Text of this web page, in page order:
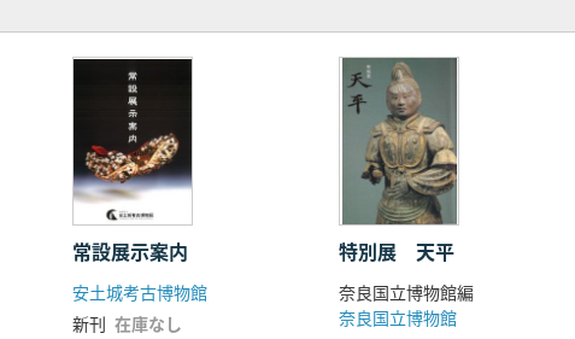
常設展示案内
安土城考古博物館
新刊 在庫なし
特別展 天平
奈良国立博物館編
奈良国立博物館